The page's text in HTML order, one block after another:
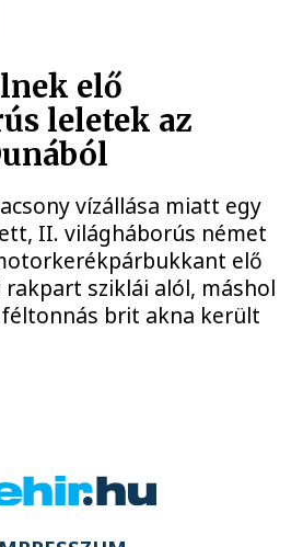
elő
leletek az
vízállása miatt egy
II. világháborús német
elő
sziklái alól, máshol
brit akna került